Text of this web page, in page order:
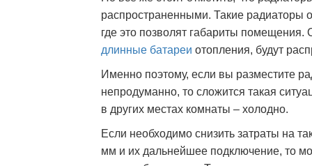
распространенными. Такие радиаторы
где это позволят габариты помещения.
длинные батареи отопления, будут
Именно поэтому, если вы разместите
непродуманно, то сложится такая
в других местах комнаты – холодно.
Если необходимо снизить затраты на
мм и их дальнейшее подключение, то